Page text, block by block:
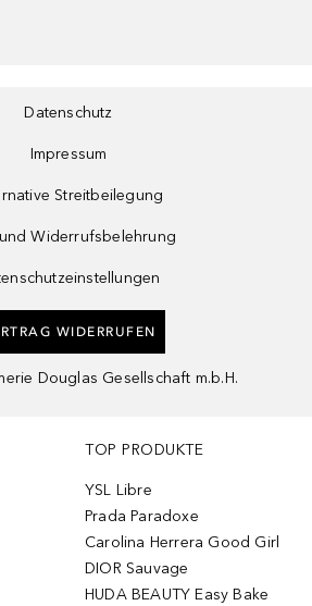
Datenschutz
Impressum
Streitbeilegung
Widerrufsbelehrung
WIDERRUFEN
Douglas Gesellschaft m.b.H.
TOP PRODUKTE
YSL Libre
Prada Paradoxe
Carolina Herrera Good Girl
DIOR Sauvage
HUDA BEAUTY Easy Bake